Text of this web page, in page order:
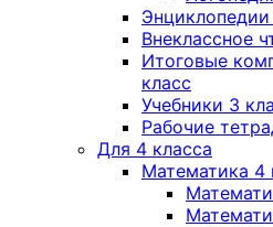
Внеклассное
Итоговые
класс
Учебники 3
Рабочие
Для 4 класса
Математика 4